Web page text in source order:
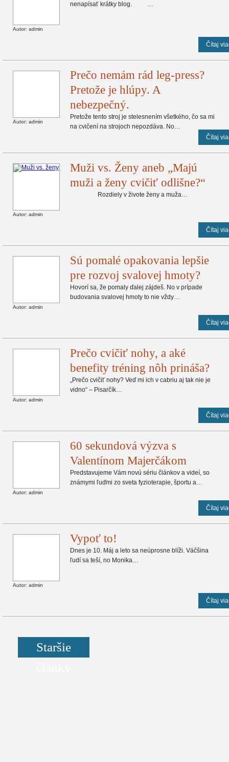
Autor: admin
nenapísať krátky blog. …
Čítaj
Autor: admin
Prečo nemám rád leg-press?
Pretože je hlúpy. A
nebezpečný.
Pretože tento stroj je stelesnením všetkého, čo sa mi
na cvičení na strojoch nepozdáva. No…
Čítaj
Autor: admin
Muži vs. Ženy aneb „Majú
muži a ženy cvičiť odlišne?“
Rozdiely v živote ženy a muža…
Čítaj
Autor: admin
Sú pomalé opakovania lepšie
pre rozvoj svalovej hmoty?
Hovorí sa, že pomaly ďalej zájdeš. No v prípade
budovania svalovej hmoty to nie vždy…
Čítaj
Autor: admin
Prečo cvičiť nohy, a aké
benefity tréning nôh prináša?
„Prečo cvičiť nohy? Veď mi ich v cabriu aj tak nie je
vidno“ – Pisarčík…
Čítaj
Autor: admin
60 sekundová výzva s
Valentínom Majerčákom
Predstavujeme Vám novú sériu článkov a videí, so
známymi ľuďmi zo sveta fyzioterapie, športu a…
Čítaj
Autor: admin
Vypoť to!
Dnes je 10. Máj a leto sa neúprosne blíži. Väčšina
ľudí sa teší, no Monika…
Čítaj
Staršie